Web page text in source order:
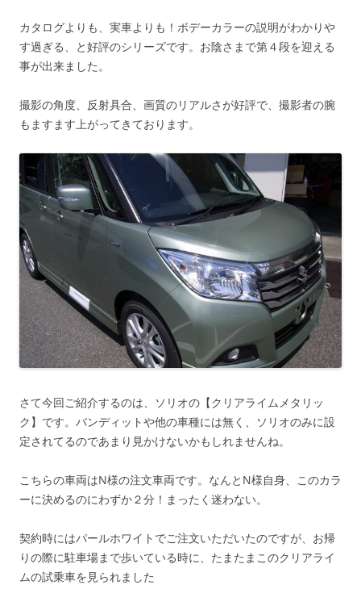
カタログよりも、実車よりも！ボデーカラーの説明がわかりや
す過ぎる、と好評のシリーズです。お陰さまで第４段を迎える
事が出来ました。
撮影の角度、反射具合、画質のリアルさが好評で、撮影者の腕
もますます上がってきております。
さて今回ご紹介するのは、ソリオの【クリアライムメタリッ
ク】です。バンディットや他の車種には無く、ソリオのみに設
定されてるのであまり見かけないかもしれませんね。
こちらの車両はN様の注文車両です。なんとN様自身、このカラ
ーに決めるのにわずか２分！まったく迷わない。
契約時にはパールホワイトでご注文いただいたのですが、お帰
りの際に駐車場まで歩いている時に、たまたまこのクリアライ
ムの試乗車を見られました